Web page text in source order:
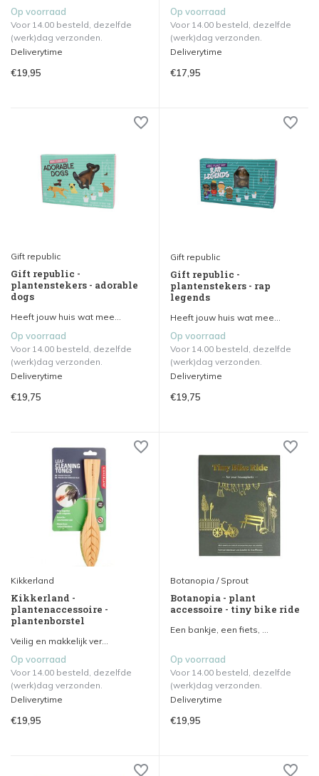
Op voorraad
Voor 14.00 besteld, dezelfde
(werk)dag verzonden.
Deliverytime
€19,95
Op voorraad
Voor 14.00 besteld, dezelfde
(werk)dag verzonden.
Deliverytime
€17,95
Gift republic
Gift republic -
plantenstekers - adorable
dogs
Heeft jouw huis wat mee...
Op voorraad
Voor 14.00 besteld, dezelfde
(werk)dag verzonden.
Deliverytime
€19,75
Gift republic
Gift republic -
plantenstekers - rap
legends
Heeft jouw huis wat mee...
Op voorraad
Voor 14.00 besteld, dezelfde
(werk)dag verzonden.
Deliverytime
€19,75
Kikkerland
Kikkerland -
plantenaccessoire -
plantenborstel
Veilig en makkelijk ver...
Op voorraad
Voor 14.00 besteld, dezelfde
(werk)dag verzonden.
Deliverytime
€19,95
Botanopia / Sprout
Botanopia - plant
accessoire - tiny bike ride
Een bankje, een fiets, ...
Op voorraad
Voor 14.00 besteld, dezelfde
(werk)dag verzonden.
Deliverytime
€19,95